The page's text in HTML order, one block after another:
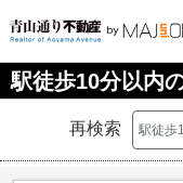
駅徒歩10分以内
再検索